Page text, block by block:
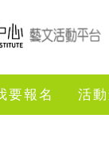
要報名 活